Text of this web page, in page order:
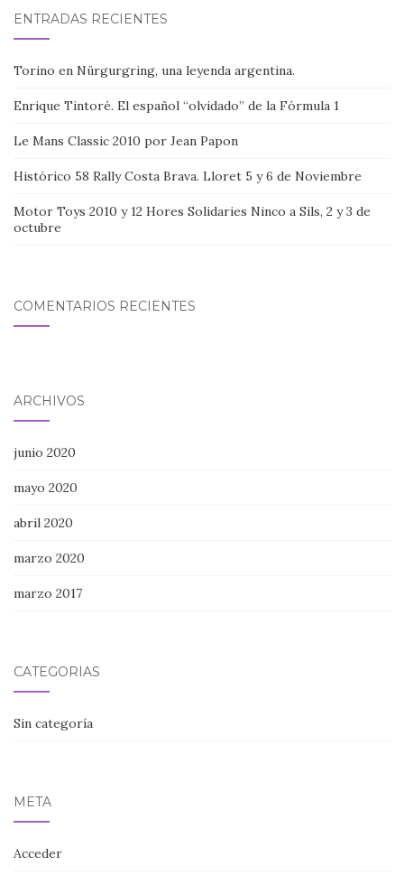
ENTRADAS RECIENTES
Torino en Nürgurgring, una leyenda argentina.
Enrique Tintoré. El español “olvidado” de la Fórmula 1
Le Mans Classic 2010 por Jean Papon
Histórico 58 Rally Costa Brava. Lloret 5 y 6 de Noviembre
Motor Toys 2010 y 12 Hores Solidaries Ninco a Sils, 2 y 3 de
octubre
COMENTARIOS RECIENTES
ARCHIVOS
junio 2020
mayo 2020
abril 2020
marzo 2020
marzo 2017
CATEGORÍAS
Sin categoría
META
Acceder